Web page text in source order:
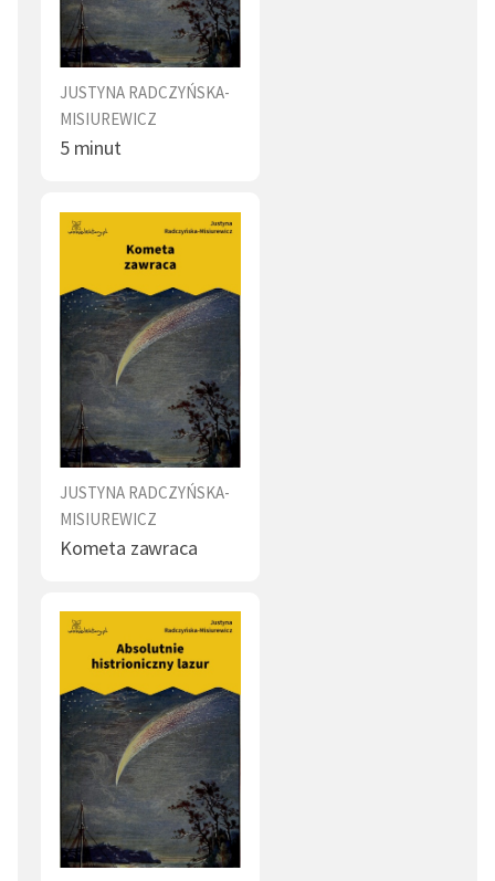
JUSTYNA RADCZYŃSKA-
MISIUREWICZ
5 minut
JUSTYNA RADCZYŃSKA-
MISIUREWICZ
Kometa zawraca